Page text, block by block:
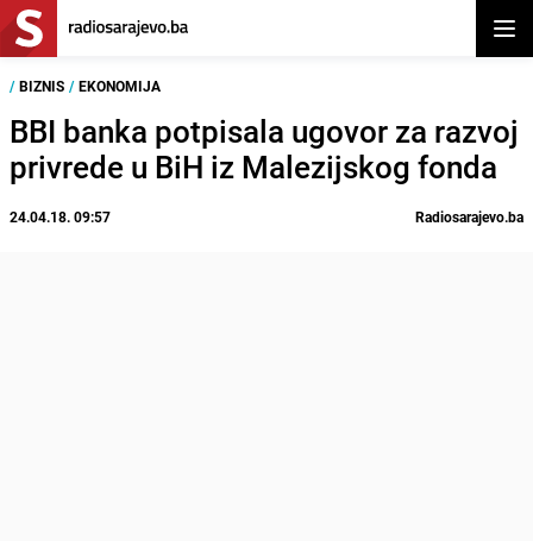
/ BIZNIS / EKONOMIJA
BBI banka potpisala ugovor za razvoj
privrede u BiH iz Malezijskog fonda
24.04.18. 09:57 Radiosarajevo.ba